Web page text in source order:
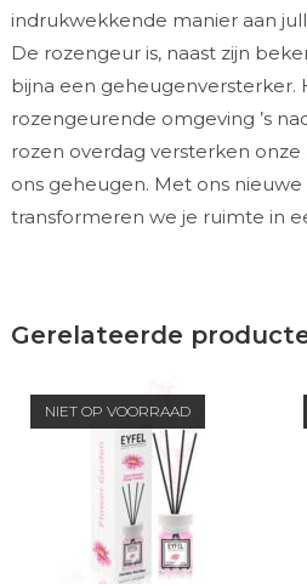
indrukwekkende manier aan
De rozengeur is, naast zijn
bijna een geheugenversterker.
rozengeurende omgeving ’s
rozen overdag versterken
ons geheugen. Met ons
transformeren we je ruimte in
Gerelateerde
NIET OP VOORRAAD